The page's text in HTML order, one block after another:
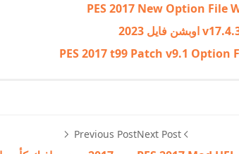
PES 2017 New Option File
PES 2017 t99 Patch v9.1 Option
Next Post
Previous Post